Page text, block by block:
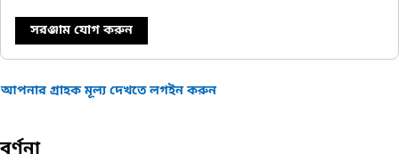
সরঞ্জাম যোগ করুন
আপনার গ্রাহক মূল্য দেখতে লগইন করুন
বর্ণনা